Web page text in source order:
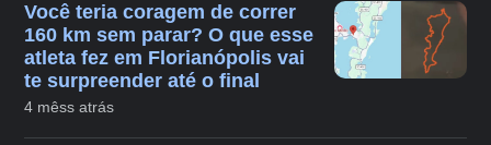
Você teria coragem de correr
160 km sem parar? O que esse
atleta fez em Florianópolis vai
te surpreender até o final
4 mêss atrás